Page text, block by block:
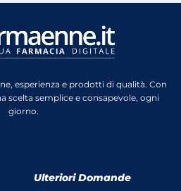
esperienza e prodotti di qualità. Con
scelta semplice e consapevole, ogni
giorno.
Ulteriori Domande